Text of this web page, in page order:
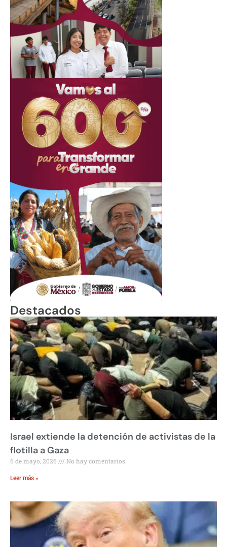
Destacados
Israel extiende la detención de activistas de la
flotilla a Gaza
6 de mayo, 2026 No hay comentarios
Leer más »